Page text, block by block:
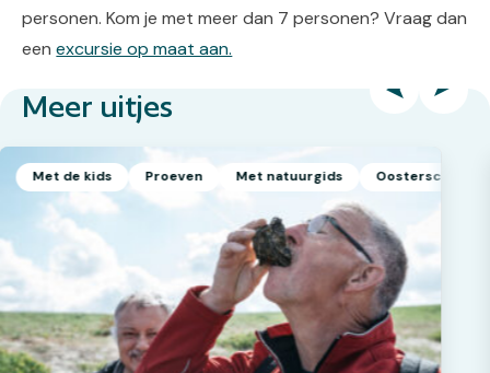
personen. Kom je met meer dan 7 personen? Vraag dan
eenexcursie op maat aan.
Meer uitjes
Met de kids Proeven Met natuurgids